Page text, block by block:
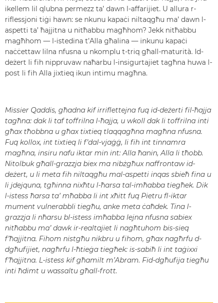
ikellem lil qlubna permezz ta’ dawn l-affarijiet. U allura r-
riflessjoni tiġi hawn: se nkunu kapaċi niltaqgħu ma’ dawn l-
aspetti ta’ ħajjitna u nitħabbu magħhom? Jekk nitħabbu
magħhom — l-istedina t’Alla għalina — inkunu kapaċi
naċċettaw lilna nfusna u nkomplu t-triq għall-maturità. Id-
deżert li fih nippruvaw naħarbu l-insigurtajiet tagħna huwa l-
post li fih Alla jixtieq ikun intimu magħna.
Missier Qaddis, għadna kif irriflettejna fuq id-deżerti fil-ħajja
tagħna: dak li taf toffrilna l-ħajja, u wkoll dak li toffrilna inti
għax tħobbna u għax tixtieq tlaqqagħna magħna nfusna.
Fuq kollox, int tixtieq li f’dal-vjaġġ, li fih int tinnamra
magħna, insiru nafu iktar min int: Alla ħanin, Alla li tħobb.
Nitolbuk għall-grazzja biex ma nibżgħux naffrontaw id-
deżert, u li meta fih niltaqgħu mal-aspetti inqas sbieħ fina u
li jdejquna, tgħinna nixħtu l-ħarsa tal-imħabba tiegħek. Dik
l-istess ħarsa ta’ mħabba li int xħitt fuq Pietru fl-iktar
mument vulnerabbli tiegħu, anke meta ċaħdek. Tina l-
grazzja li nħarsu bl-istess imħabba lejna nfusna sabiex
nitħabbu ma’ dawk ir-realtajiet li nagħtuhom bis-sieq
f’ħajjitna. Fihom nistgħu nikbru u fihom, għax nagħrfu d-
dgħufijiet, nagħrfu l-ħtieġa tiegħek: is-sabiħ li int taġixxi
f’ħajjitna. L-istess kif għamilt m’Abram. Fid-dgħufija tiegħu
inti ħdimt u wassaltu għall-frott.